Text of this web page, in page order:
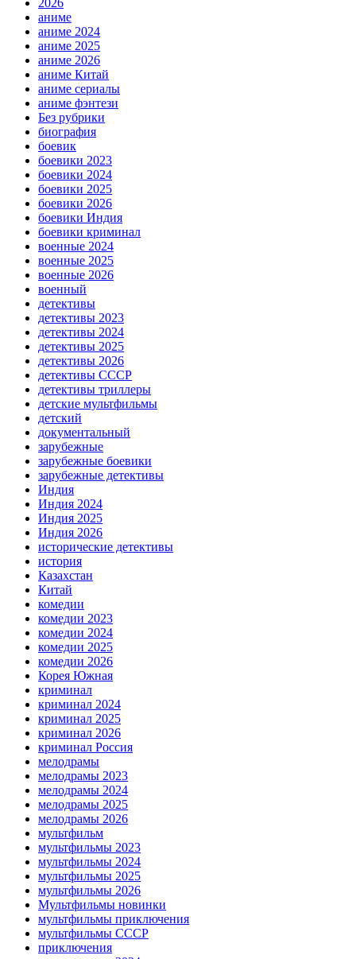
2026
аниме
аниме 2024
аниме 2025
аниме 2026
аниме Китай
аниме сериалы
аниме фэнтези
Без рубрики
биография
боевик
боевики 2023
боевики 2024
боевики 2025
боевики 2026
боевики Индия
боевики криминал
военные 2024
военные 2025
военные 2026
военный
детективы
детективы 2023
детективы 2024
детективы 2025
детективы 2026
детективы СССР
детективы триллеры
детские мультфильмы
детский
документальный
зарубежные
зарубежные боевики
зарубежные детективы
Индия
Индия 2024
Индия 2025
Индия 2026
исторические детективы
история
Казахстан
Китай
комедии
комедии 2023
комедии 2024
комедии 2025
комедии 2026
Корея Южная
криминал
криминал 2024
криминал 2025
криминал 2026
криминал Россия
мелодрамы
мелодрамы 2023
мелодрамы 2024
мелодрамы 2025
мелодрамы 2026
мультфильм
мультфильмы 2023
мультфильмы 2024
мультфильмы 2025
мультфильмы 2026
Мультфильмы новинки
мультфильмы приключения
мультфильмы СССР
приключения